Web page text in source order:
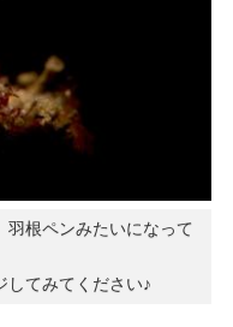
羽根ペンみたいになって
してみてください♪